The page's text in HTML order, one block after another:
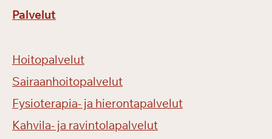
Palvelut
Hoitopalvelut
Sairaanhoitopalvelut
Fysioterapia- ja hierontapalvelut
Kahvila- ja ravintolapalvelut